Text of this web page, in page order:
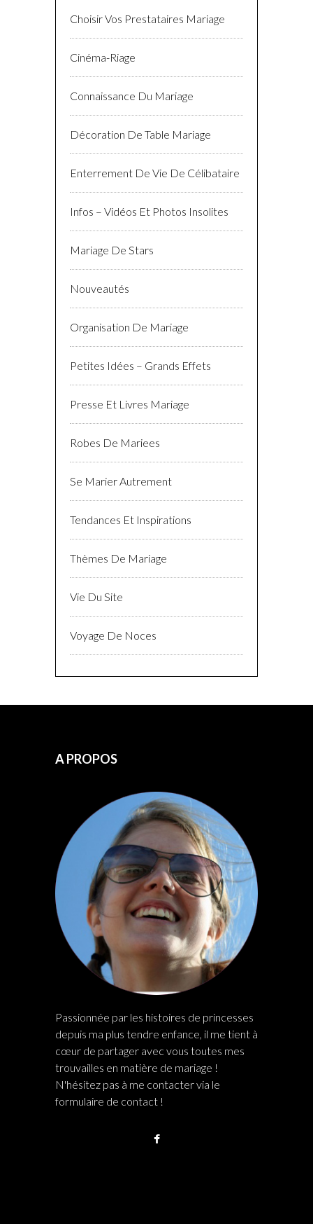
Choisir Vos Prestataires Mariage
Cinéma-Riage
Connaissance Du Mariage
Décoration De Table Mariage
Enterrement De Vie De Célibataire
Infos – Vidéos Et Photos Insolites
Mariage De Stars
Nouveautés
Organisation De Mariage
Petites Idées – Grands Effets
Presse Et Livres Mariage
Robes De Mariees
Se Marier Autrement
Tendances Et Inspirations
Thèmes De Mariage
Vie Du Site
Voyage De Noces
A PROPOS
Passionnée par les histoires de princesses
depuis ma plus tendre enfance, il me tient à
cœur de partager avec vous toutes mes
trouvailles en matière de mariage !
N'hésitez pas à me contacter via le
formulaire de contact !